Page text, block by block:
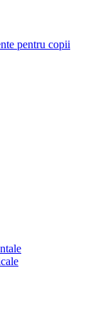
pentru copii